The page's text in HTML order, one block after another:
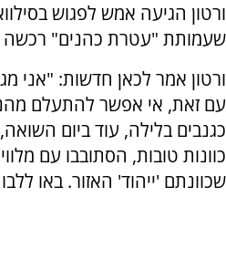
ורטון הגיעה אמש לפגוש
שעמותת "עטרת כהנים" רכשה בה 15 דירות
ורטון אמר לכאן חדשות: "אני
עם זאת, אי אפשר להתעלם
כגנבים בלילה, עוד ביום
כוונות טובות, הסתובבו עם
שכוונתם 'ייהוד' האזור. באו